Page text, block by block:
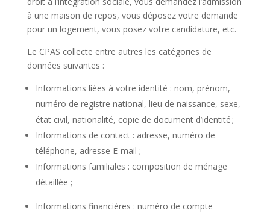
à une maison de repos, vous déposez votre demande
pour un logement, vous posez votre candidature, etc.
Le CPAS collecte entre autres les catégories de
données suivantes :
Informations liées à votre identité : nom, prénom,
numéro de registre national, lieu de naissance, sexe,
état civil, nationalité, copie de document d’identité ;
Informations de contact : adresse, numéro de
téléphone, adresse E-mail ;
Informations familiales : composition de ménage
détaillée ;
Informations financières : numéro de compte